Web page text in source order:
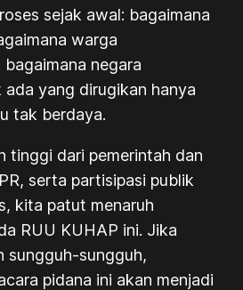
sejak awal: bagaimana
warga
negara
yang dirugikan hanya
tak berdaya.
tinggi dari pemerintah dan
serta partisipasi publik
kita patut menaruh
RUU KUHAP ini. Jika
sungguh-sungguh,
pidana ini akan menjadi